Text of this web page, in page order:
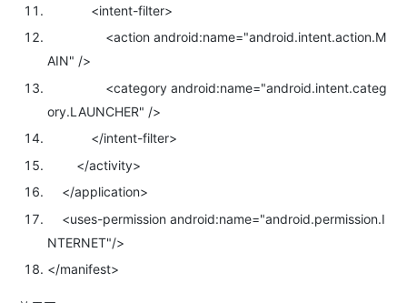
<intent-filter>
<action android:name="android.intent.action.M
AIN" />
<category android:name="android.intent.categ
ory.LAUNCHER" />
</intent-filter>
</activity>
</application>
<uses-permission android:name="android.permission.I
NTERNET"/>
</manifest>